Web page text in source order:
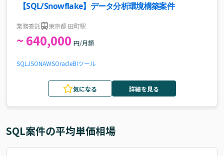
【SQL/Snowflake】データ分析環境構築案件
業務委託 東京都 田町駅
~ 640,000 円/月額
SQL JSONAWSOracleBIツール
気になる 詳細を見る
SQL案件の平均単価相場